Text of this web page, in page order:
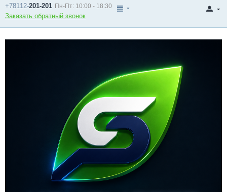
+78112-201-201 Пн-Пт: 10:00 - 18:30
Заказать обратный звонок